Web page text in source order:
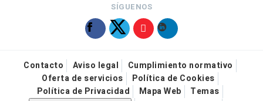
SÍGUENOS
Contacto Aviso legal
Cumplimiento normativo
Oferta de servicios
Política de Cookies
Política de Privacidad
Mapa Web
Temas